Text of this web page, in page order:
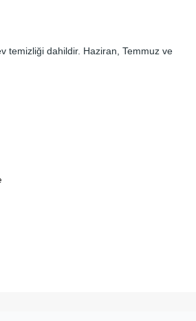
temizliği dahildir. Haziran, Temmuz ve